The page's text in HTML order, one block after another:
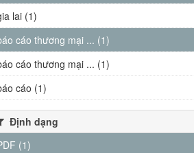
lai (1)
cáo thương mại ... (1)
cáo thương mại ... (1)
cáo (1)
Định dạng
(1)